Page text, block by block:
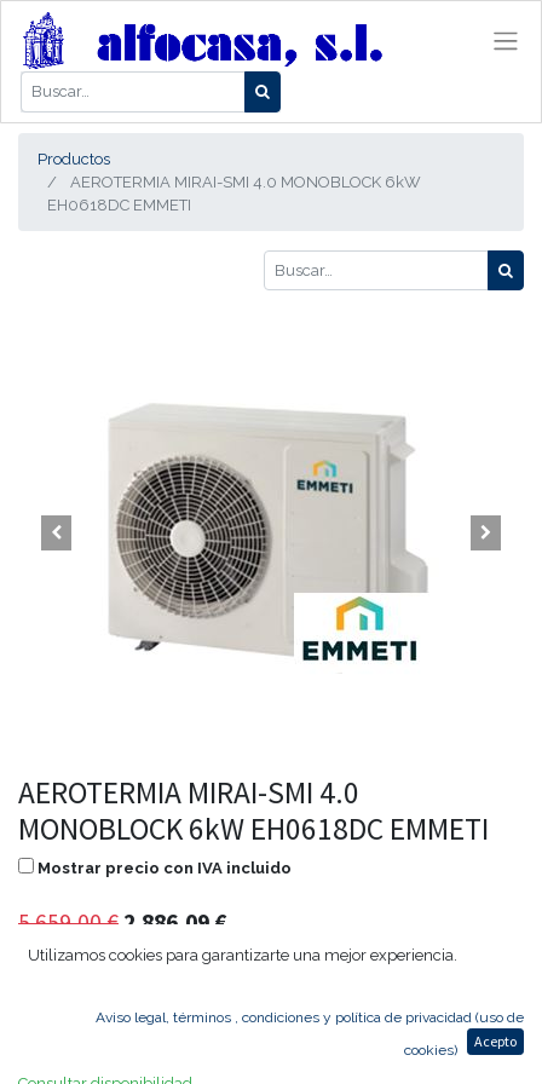
Productos
AEROTERMIA MIRAI-SMI 4.0 MONOBLOCK 6kW
EH0618DC EMMETI
AEROTERMIA MIRAI-SMI 4.0
MONOBLOCK 6kW EH0618DC EMMETI
Mostrar precio con IVA incluido
5.659,00€ 2.886,09 €
Agregar al carrito
Utilizamos cookies para garantizarte una mejor experiencia.
Aviso legal, términos , condiciones y política de privacidad (uso de
cookies)
Acepto